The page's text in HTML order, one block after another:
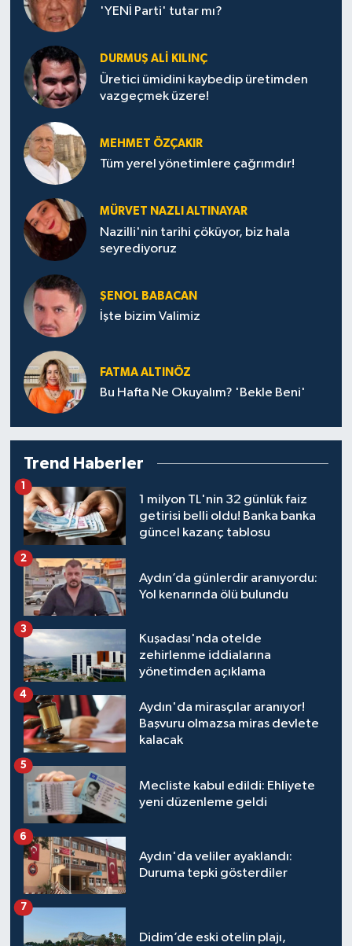
'YENİ Parti' tutar mı?
DURMUŞ ALI KILINÇ
Üretici ümidini kaybedip üretimden
vazgeçmek üzere!
MEHMET ÖZÇAKIR
Tüm yerel yönetimlere çağrımdır!
MÜRVET NAZLI ALTINAYAR
Nazilli'nin tarihi çöküyor, biz hala
seyrediyoruz
ŞENOL BABACAN
İşte bizim Valimiz
FATMA ALTINÖZ
Bu Hafta Ne Okuyalım? 'Bekle Beni'
Trend Haberler
1 milyon TL'nin 32 günlük faiz
getirisi belli oldu! Banka banka
güncel kazanç tablosu
Aydın’da günlerdir aranıyordu:
Yol kenarında ölü bulundu
2
Kuşadası'nda otelde
zehirlenme iddialarına
yönetimden açıklama
3
Aydın'da mirasçılar aranıyor!
Başvuru olmazsa miras devlete
kalacak
4
Mecliste kabul edildi: Ehliyete
yeni düzenleme geldi
5
Aydın'da veliler ayaklandı:
Duruma tepki gösterdiler
6
Didim’de eski otelin plajı,
7